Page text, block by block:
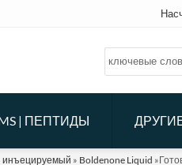
| ПЕПТИДЫ
инъецируемый » Boldenone Liquid